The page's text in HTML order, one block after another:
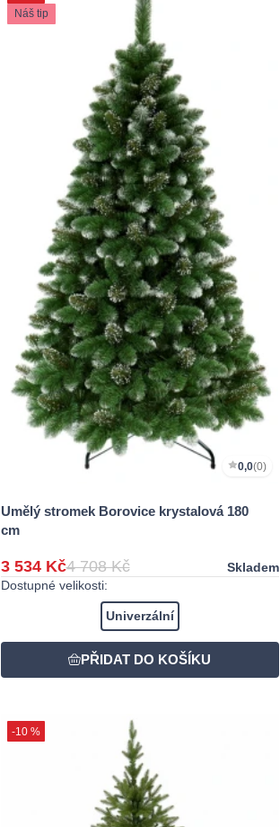
Náš tip
0,0(0)
Umělý stromek Borovice krystalová 180
cm
3 534 Kč4 708 Kč
Skladem
Dostupné velikosti:
Univerzální
-10 %